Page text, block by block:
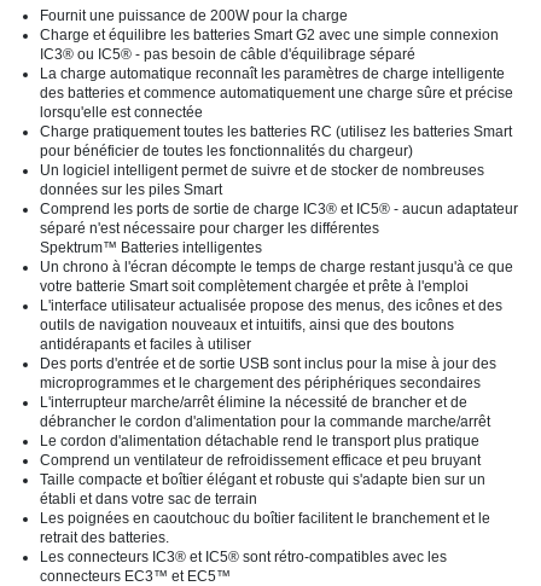
Fournit une puissance de 200W pour la charge
Charge et équilibre les batteries Smart G2 avec une simple connexion
IC3® ou IC5® - pas besoin de câble d'équilibrage séparé
La charge automatique reconnaît les paramètres de charge intelligente
des batteries et commence automatiquement une charge sûre et précise
lorsqu'elle est connectée
Charge pratiquement toutes les batteries RC (utilisez les batteries Smart
pour bénéficier de toutes les fonctionnalités du chargeur)
Un logiciel intelligent permet de suivre et de stocker de nombreuses
données sur les piles Smart
Comprend les ports de sortie de charge IC3® et IC5® - aucun adaptateur
séparé n'est nécessaire pour charger les différentes
Spektrum™ Batteries intelligentes
Un chrono à l'écran décompte le temps de charge restant jusqu'à ce que
votre batterie Smart soit complètement chargée et prête à l'emploi
L'interface utilisateur actualisée propose des menus, des icônes et des
outils de navigation nouveaux et intuitifs, ainsi que des boutons
antidérapants et faciles à utiliser
Des ports d'entrée et de sortie USB sont inclus pour la mise à jour des
microprogrammes et le chargement des périphériques secondaires
L'interrupteur marche/arrêt élimine la nécessité de brancher et de
débrancher le cordon d'alimentation pour la commande marche/arrêt
Le cordon d'alimentation détachable rend le transport plus pratique
Comprend un ventilateur de refroidissement efficace et peu bruyant
Taille compacte et boîtier élégant et robuste qui s'adapte bien sur un
établi et dans votre sac de terrain
Les poignées en caoutchouc du boîtier facilitent le branchement et le
retrait des batteries.
Les connecteurs IC3® et IC5® sont rétro-compatibles avec les
connecteurs EC3™ et EC5™